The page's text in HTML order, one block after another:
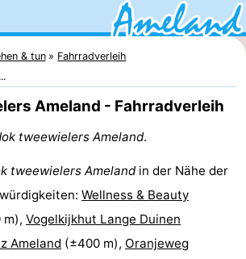
& tun
Fahrradverleih
Ameland - Fahrradverleih
tweewielers Ameland.
tweewielers Amelandin der Nähe der
Wellness & Beauty
m), Vogelkijkhut Lange Duinen
Ameland (±400 m), Oranjeweg